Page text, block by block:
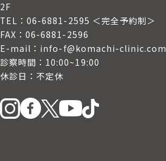
2F
TEL：06-6881-2595 ＜完全予約制＞
FAX：06-6881-2596
E-mail：info-f@komachi-clinic.com
診察時間：10:00~19:00
休診日：不定休